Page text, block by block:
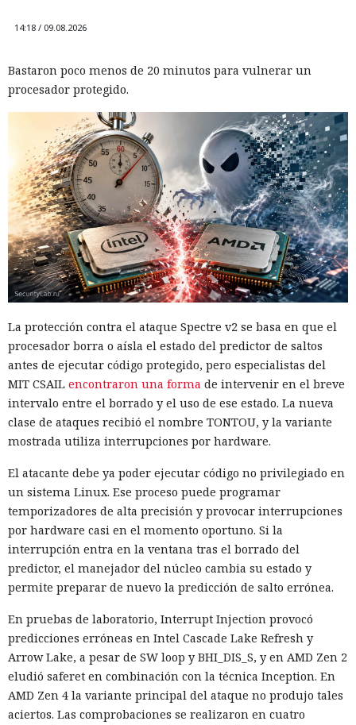
14:18 / 09.08.2026
Bastaron poco menos de 20 minutos para vulnerar un
procesador protegido.
La protección contra el ataque Spectre v2 se basa en que el
procesador borra o aísla el estado del predictor de saltos
antes de ejecutar código protegido, pero especialistas del
MIT CSAIL encontraron una forma de intervenir en el breve
intervalo entre el borrado y el uso de ese estado. La nueva
clase de ataques recibió el nombre TONTOU, y la variante
mostrada utiliza interrupciones por hardware.
El atacante debe ya poder ejecutar código no privilegiado en
un sistema Linux. Ese proceso puede programar
temporizadores de alta precisión y provocar interrupciones
por hardware casi en el momento oportuno. Si la
interrupción entra en la ventana tras el borrado del
predictor, el manejador del núcleo cambia su estado y
permite preparar de nuevo la predicción de salto errónea.
En pruebas de laboratorio, Interrupt Injection provocó
predicciones erróneas en Intel Cascade Lake Refresh y
Arrow Lake, a pesar de SW loop y BHI_DIS_S, y en AMD Zen 2
eludió saferet en combinación con la técnica Inception. En
AMD Zen 4 la variante principal del ataque no produjo tales
aciertos. Las comprobaciones se realizaron en cuatro